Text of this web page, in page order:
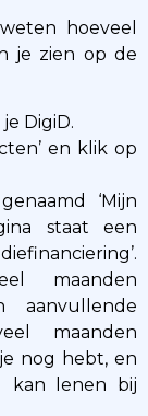
hoeveel
je zien op de
DigiD.
en klik op
‘Mijn
staat een
maanden
aanvullende
maanden
nog hebt, en
kan lenen bij